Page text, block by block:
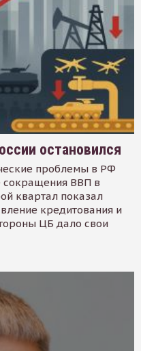
остановился
проблемы в РФ
сокращения ВВП в
квартал показал
кредитования и
ЦБ дало свои